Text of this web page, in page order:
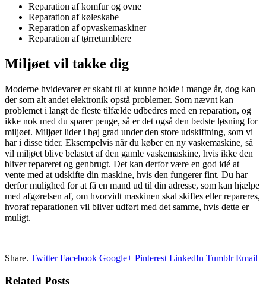
Reparation af komfur og ovne
Reparation af køleskabe
Reparation af opvaskemaskiner
Reparation af tørretumblere
Miljøet vil takke dig
Moderne hvidevarer er skabt til at kunne holde i mange år, dog kan
der som alt andet elektronik opstå problemer. Som nævnt kan
problemet i langt de fleste tilfælde udbedres med en reparation, og
ikke nok med du sparer penge, så er det også den bedste løsning for
miljøet. Miljøet lider i høj grad under den store udskiftning, som vi
har i disse tider. Eksempelvis når du køber en ny vaskemaskine, så
vil miljøet blive belastet af den gamle vaskemaskine, hvis ikke den
bliver repareret og genbrugt. Det kan derfor være en god idé at
vente med at udskifte din maskine, hvis den fungerer fint. Du har
derfor mulighed for at få en mand ud til din adresse, som kan hjælpe
med afgørelsen af, om hvorvidt maskinen skal skiftes eller repareres,
hvoraf reparationen vil bliver udført med det samme, hvis dette er
muligt.
Share. Twitter Facebook Google+ Pinterest LinkedIn Tumblr Email
Related Posts